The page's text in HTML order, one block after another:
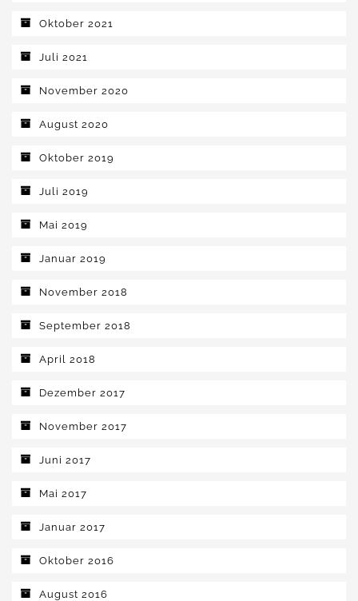
Oktober 2021
Juli 2021
November 2020
August 2020
Oktober 2019
Juli 2019
Mai 2019
Januar 2019
November 2018
September 2018
April 2018
Dezember 2017
November 2017
Juni 2017
Mai 2017
Januar 2017
Oktober 2016
August 2016